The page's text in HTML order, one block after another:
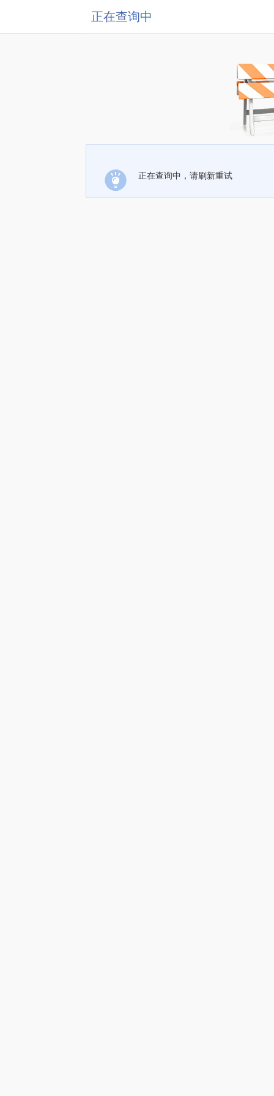
正在查询中
正在查询中，请刷新重试